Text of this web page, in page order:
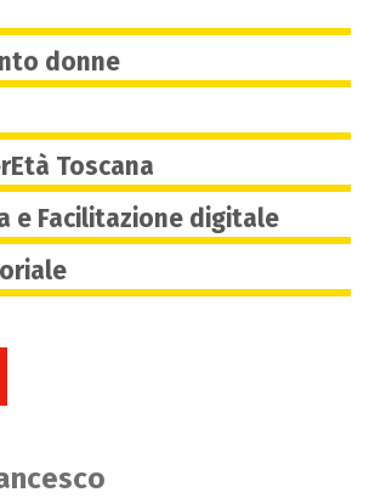
donne
Toscana
e Facilitazione digitale